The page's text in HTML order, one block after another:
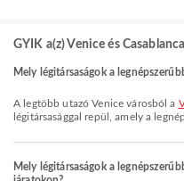
GYIK a(z) Venice és
Mely légitársaságok a
A legtöbb utazó Venice városból a
légitársasággal repül, amely a
Mely légitársaságok a